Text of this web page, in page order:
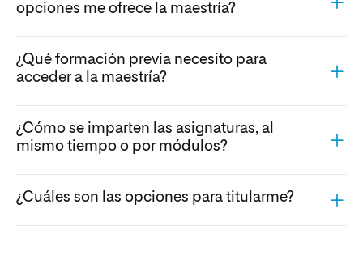
opciones me ofrece la maestría?
¿Qué formación previa necesito para
acceder a la maestría?
¿Cómo se imparten las asignaturas, al
mismo tiempo o por módulos?
¿Cuáles son las opciones para titularme?